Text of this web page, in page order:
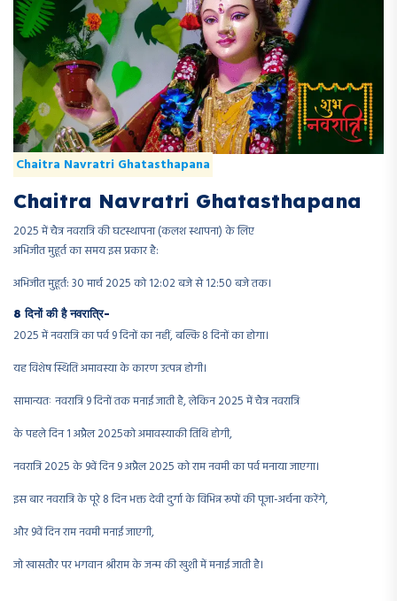
Chaitra Navratri Ghatasthapana
Chaitra Navratri Ghatasthapana
2025 में चैत्र नवरात्रि की घटस्थापना (कलश स्थापना) के लिए
अभिजीत मुहूर्त का समय इस प्रकार है:
अभिजीत मुहूर्त: 30 मार्च 2025 को 12:02 बजे से 12:50 बजे तक।
8 दिनों की है नवरात्रि-
2025 में नवरात्रि का पर्व 9 दिनों का नहीं, बल्कि 8 दिनों का होगा।
यह विशेष स्थिति अमावस्या के कारण उत्पन्न होगी।
सामान्यतः नवरात्रि 9 दिनों तक मनाई जाती है, लेकिन 2025 में चैत्र नवरात्रि
के पहले दिन 1 अप्रैल 2025को अमावस्याकी तिथि होगी,
नवरात्रि 2025 के 9वें दिन 9 अप्रैल 2025 को राम नवमी का पर्व मनाया जाएगा।
इस बार नवरात्रि के पूरे 8 दिन भक्त देवी दुर्गा के विभिन्न रूपों की पूजा-अर्चना करेंगे,
और 9वें दिन राम नवमी मनाई जाएगी,
जो खासतौर पर भगवान श्रीराम के जन्म की खुशी में मनाई जाती है।